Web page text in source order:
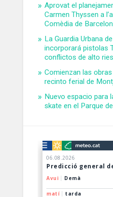
Aprovat el
Carmen Thyssen a
Comèdia de
La Guardia Urbana
incorporará pistolas
conflictos de alto
Comienzan las
recinto ferial de
Nuevo espacio para
skate en el Parque